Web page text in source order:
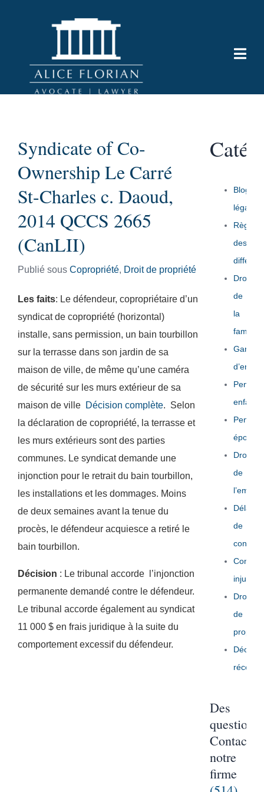
Syndicate of Co-
Ownership Le Carré
St-Charles c. Daoud,
2014 QCCS 2665
(CanLII)
Publié sous Copropriété, Droit de propriété
Les faits: Le défendeur, copropriétaire d’un
syndicat de copropriété (horizontal)
installe, sans permission, un bain tourbillon
sur la terrasse dans son jardin de sa
maison de ville, de même qu’une caméra
de sécurité sur les murs extérieur de sa
maison de ville Décision complète. Selon
la déclaration de copropriété, la terrasse et
les murs extérieurs sont des parties
communes. Le syndicat demande une
injonction pour le retrait du bain tourbillon,
les installations et les dommages. Moins
de deux semaines avant la tenue du
procès, le défendeur acquiesce a retiré le
bain tourbillon.
Décision : Le tribunal accorde l’injonction
permanente demandé contre le défendeur.
Le tribunal accorde également au syndicat
11 000 $ en frais juridique à la suite du
comportement excessif du défendeur.
Blogue
légal
des
Droit
de
la
famille
Garde
Pension
enfants
Pension
époux
Droit
de
l’emploi
Délais
de
congé
injuste
Droit
de
Des
Contactez
notre
firme